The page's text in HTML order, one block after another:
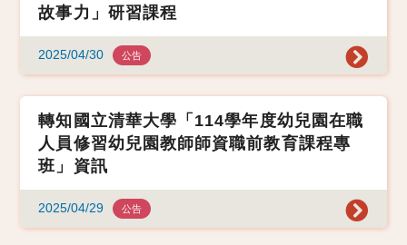
故事力」研習課程
2025/04/30 公告
轉知國立清華大學「114學年度幼兒園在職
人員修習幼兒園教師師資職前教育課程專
班」資訊
2025/04/29 公告